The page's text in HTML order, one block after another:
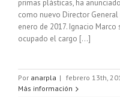
primas plásticas, ha
como nuevo Director
enero de 2017. Ignacio
ocupado el cargo […]
Por anarpla | febrero 13th,
Más información